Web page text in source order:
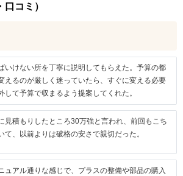
コミ）
いけない所を丁寧に説明してもらえた。予算の都
えるのが厳しく迷っていたら、すぐに変える必要
して予算で収まるよう提案してくれた。
見積もりしたところ30万強と言われ、前回もこち
て、以前よりは破格の安さで親切だった。
ュアル通りな感じで、プラスの整備や部品の購入